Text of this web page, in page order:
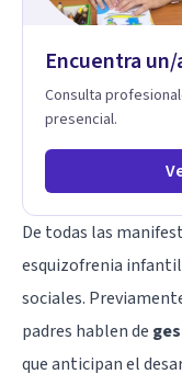
Encuentra
Consulta
presencial.
De todas las
esquizofrenia
sociales.
padres hablen de
que anticipan el